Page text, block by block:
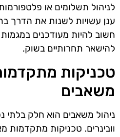
לניהול תשלומים או
ענן עשויות לשנות את הדרך
חשוב להיות מעודכנים
להישאר תחרותיים בשוק.
טכניקות
משאבים
ניהול משאבים הוא חלק בלתי
וובינרים. טכניקות